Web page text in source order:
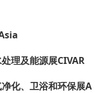
理及能源展CIVAR
化、卫浴和环保展A